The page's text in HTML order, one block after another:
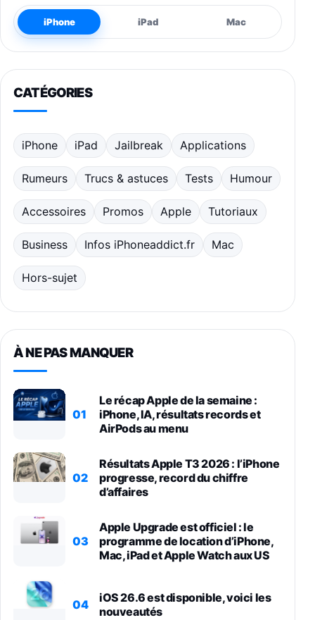
iPhone iPad Mac
CATÉGORIES
iPhone iPad Jailbreak Applications
Rumeurs Trucs & astuces Tests Humour
Accessoires Promos Apple Tutoriaux
Business Infos iPhoneaddict.fr Mac
Hors-sujet
À NE PAS MANQUER
01
Le récap Apple de la semaine :
iPhone, IA, résultats records et
AirPods au menu
02
Résultats Apple T3 2026 : l’iPhone
progresse, record du chiffre
d’affaires
03
Apple Upgrade est officiel : le
programme de location d’iPhone,
Mac, iPad et Apple Watch aux US
04
iOS 26.6 est disponible, voici les
nouveautés